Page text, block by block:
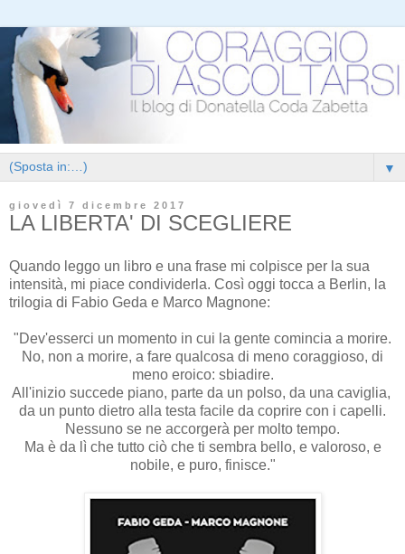
▼
giovedì 7 dicembre 2017
LA LIBERTA' DI SCEGLIERE
Quando leggo un libro e una frase mi colpisce per la sua
intensità, mi piace condividerla. Così oggi tocca a Berlin, la
trilogia di Fabio Geda e Marco Magnone:
"Dev'esserci un momento in cui la gente comincia a morire.
No, non a morire, a fare qualcosa di meno coraggioso, di
meno eroico: sbiadire.
All'inizio succede piano, parte da un polso, da una caviglia,
da un punto dietro alla testa facile da coprire con i capelli.
Nessuno se ne accorgerà per molto tempo.
Ma è da lì che tutto ciò che ti sembra bello, e valoroso, e
nobile, e puro, finisce."